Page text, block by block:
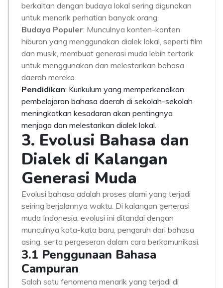
berkaitan dengan budaya lokal sering digunakan
untuk menarik perhatian banyak orang.
Budaya Populer: Munculnya konten-konten
hiburan yang menggunakan dialek lokal, seperti film
dan musik, membuat generasi muda lebih tertarik
untuk menggunakan dan melestarikan bahasa
daerah mereka.
Pendidikan: Kurikulum yang memperkenalkan
pembelajaran bahasa daerah di sekolah-sekolah
meningkatkan kesadaran akan pentingnya
menjaga dan melestarikan dialek lokal.
3. Evolusi Bahasa dan
Dialek di Kalangan
Generasi Muda
Evolusi bahasa adalah proses alami yang terjadi
seiring berjalannya waktu. Di kalangan generasi
muda Indonesia, evolusi ini ditandai dengan
munculnya kata-kata baru, pengaruh dari bahasa
asing, serta pergeseran dalam cara berkomunikasi.
3.1 Penggunaan Bahasa
Campuran
Salah satu fenomena menarik yang terjadi di